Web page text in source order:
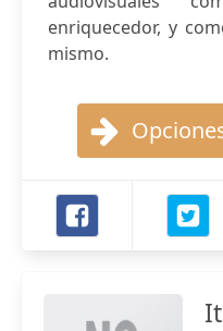
enriquecedor, y
mismo.